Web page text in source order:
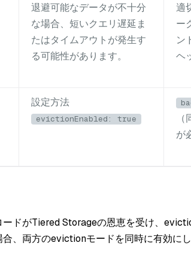
退避可能なデータが不十分
な場合、短いクエリ遅延ま
たはタイムアウトが発生す
る可能性があります。
適
ー
ン
ヘ
設定方法
evictionEnabled: true
が
ードがTiered Storageの恩恵を受け、
合、両方のevictionモードを同時に有効に